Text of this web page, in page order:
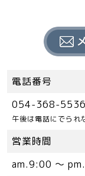
電話番号
054-368-5536
午後は電話にでられ
営業時間
am.9:00 ～